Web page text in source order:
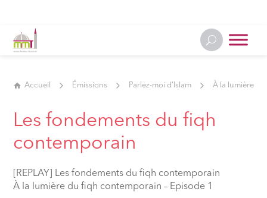
Accueil Émissions Parlez-moi d'Islam À la lumière
Les fondements du fiqh
contemporain
[REPLAY] Les fondements du fiqh contemporain
À la lumière du fiqh contemporain – Episode 1